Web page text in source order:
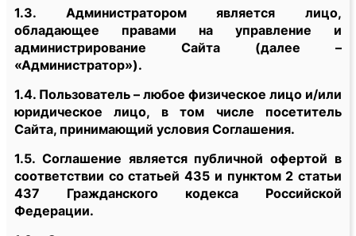
1.3. Администратором является лицо,
обладающее правами на управление и
администрирование Сайта (далее –
«Администратор»).
1.4. Пользователь – любое физическое лицо и/или
юридическое лицо, в том числе посетитель
Сайта, принимающий условия Соглашения.
1.5. Соглашение является публичной офертой в
соответствии со статьей 435 и пунктом 2 статьи
437 Гражданского кодекса Российской
Федерации.